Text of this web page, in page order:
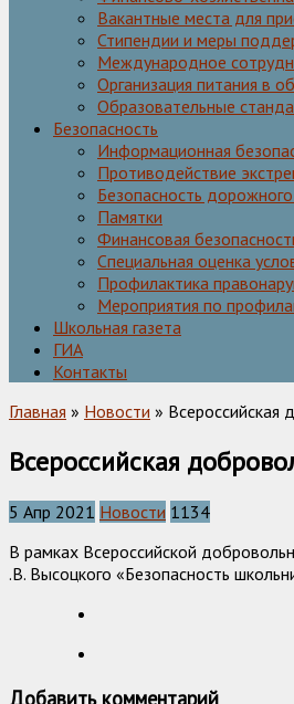
Вакантные места для
Стипендии и меры
Международное
Организация питания в
Образовательные
Безопасность
Информационная
Противодействие
Безопасность
Памятки
Финансовая
Специальная оценка
Профилактика
Мероприятия по
Школьная газета
ГИА
Контакты
Главная » Новости » Всероссийская
Всероссийская
5 Апр 2021 Новости 1134
В рамках Всероссийской
.В. Высоцкого «Безопасность
Добавить комментарий